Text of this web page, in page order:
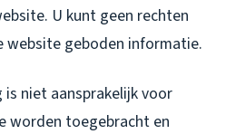
U kunt geen rechten
website geboden informatie.
niet aansprakelijk voor
worden toegebracht en